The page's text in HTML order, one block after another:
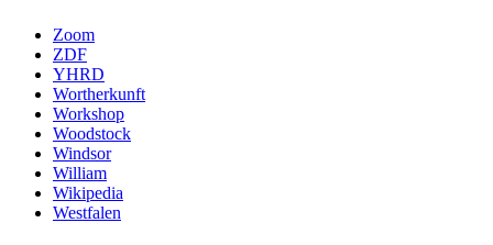
Zoom
ZDF
YHRD
Wortherkunft
Workshop
Woodstock
Windsor
William
Wikipedia
Westfalen